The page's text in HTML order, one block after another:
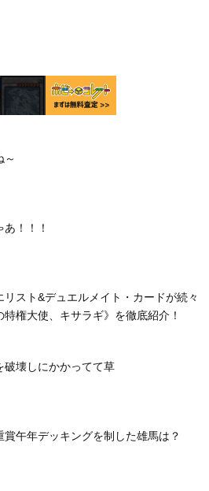
～
！！！
リスト&デュエルメイト・カードが続々
権大使、キサラギ》を徹底紹介！
破壊しにかかってて草
賞午年デッキングを制した雄馬は？